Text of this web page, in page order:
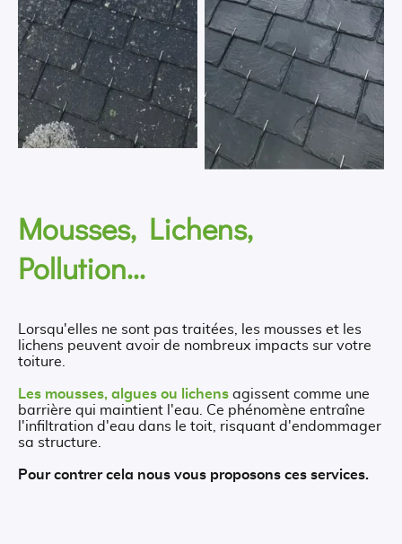
Mousses, Lichens,
Pollution...
Lorsqu'elles ne sont pas traitées, les mousses et les
lichens peuvent avoir de nombreux impacts sur votre
toiture.
Les mousses, algues ou lichens agissent comme une
barrière qui maintient l'eau. Ce phénomène entraîne
l'infiltration d'eau dans le toit, risquant d'endommager
sa structure.
Pour contrer cela nous vous proposons ces services.